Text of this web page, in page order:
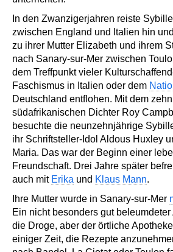
In den Zwanzigerjahren reiste
zwischen England und Italien hin
zu ihrer Mutter Elizabeth und ihrem
nach Sanary-sur-Mer zwischen
dem Treffpunkt vieler
Faschismus in Italien oder dem
Deutschland entflohen. Mit dem
südafrikanischen Dichter Roy
besuchte die neunzehnjährige
ihr Schriftsteller-Idol Aldous Huxley
Maria. Das war der Beginn einer
Freundschaft. Drei Jahre später
auch mit Erika und Klaus Mann.
Ihre Mutter wurde in Sanary-sur-Mer
Ein nicht besonders gut
die Droge, aber der örtliche
einiger Zeit, die Rezepte